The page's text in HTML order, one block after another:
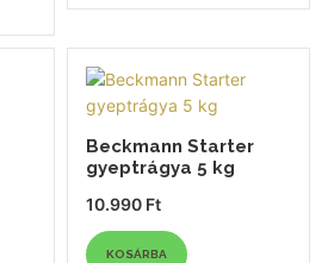
Beckmann Starter
gyeptrágya 5 kg
10.990 Ft
KOSÁRBA